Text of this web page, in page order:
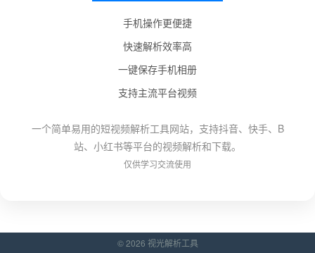
手机操作更便捷
快速解析效率高
一键保存手机相册
支持主流平台视频
一个简单易用的短视频解析工具网站，支持抖音、快手、B
站、小红书等平台的视频解析和下载。
仅供学习交流使用
© 2026 视光解析工具